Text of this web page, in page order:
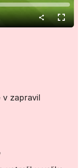
način
v zapravil